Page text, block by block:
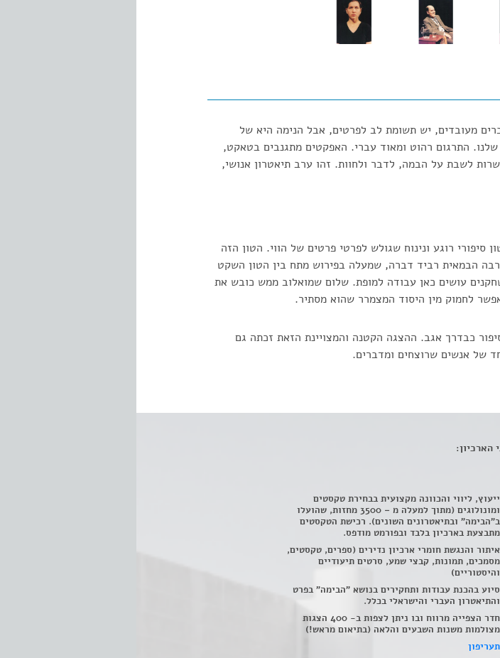
מעובדים, יש תשומת לב לפרטים, אבל הנימה היא של
התרגום רהוט ומאוד עברי. האפקטים מתגנבים בטאקט,
לשבת על הבמה, לדבר ולחוות. זהו ערב תיאטרון אנושי,
רוגע ונינוח שגולש לפרטי פרטים של הווי. הטון הזה
הבמאית רביד דברה, שמעלה בפירוש מתח בין הטון השקט
עושים כאן עבודה למופת. שלום שמואלוב ממש כובש את
לחמוק מין היסוד המצמרר שהוא מסתיר.
כבדרך אגב. ההצגה הקטנה והמצויינת הזאת זכתה גם
של אנשים שרוצחים ומדברים.
הארכיון:
ייעוץ, ליווי והכוונה מקצועית בבחירת טקסטים
ומונולוגים (מתוך למעלה מ – 3500 מחזות, שהועלו
ב"הבימה" ובתיאטרונים השונים). רכישת הטקסטים
מתבצעת בארכיון בלבד ובפורמט מודפס.
איתור והנגשת חומרי ארכיון נדירים (ספרים, טקסטים,
מסמכים, תמונות, קבצי שמע, סרטים תיעודיים
והיסטוריים)
סיוע בהכנת עבודות ותחקירים בנושא "הבימה" בפרט
והתיאטרון העברי והישראלי בכלל.
חדר הצפייה מרווח ובו ניתן לצפות ב- 400 הצגות
מצולמות משנות השבעים והלאה (בתיאום מראש!)
תעריפון